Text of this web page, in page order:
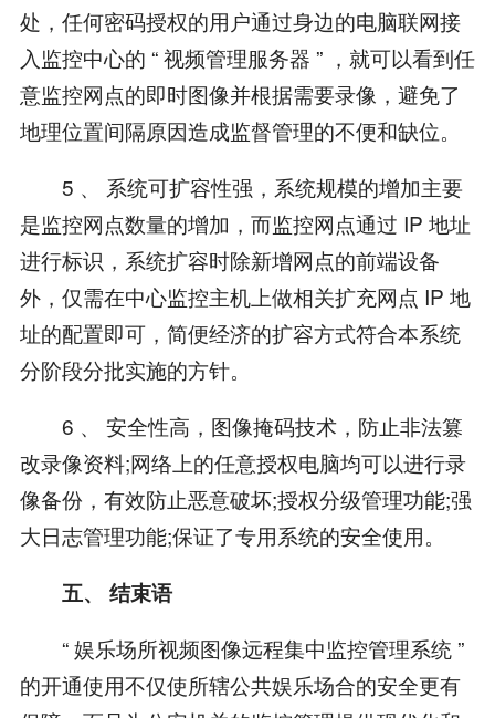
处，任何密码授权的用户通过身边的电脑联网接
入监控中心的 “ 视频管理服务器 ” ，就可以看到任
意监控网点的即时图像并根据需要录像，避免了
地理位置间隔原因造成监督管理的不便和缺位。
5 、 系统可扩容性强，系统规模的增加主要
是监控网点数量的增加，而监控网点通过 IP 地址
进行标识，系统扩容时除新增网点的前端设备
外，仅需在中心监控主机上做相关扩充网点 IP 地
址的配置即可，简便经济的扩容方式符合本系统
分阶段分批实施的方针。
6 、 安全性高，图像掩码技术，防止非法篡
改录像资料;网络上的任意授权电脑均可以进行录
像备份，有效防止恶意破坏;授权分级管理功能;强
大日志管理功能;保证了专用系统的安全使用。
五、 结束语
“ 娱乐场所视频图像远程集中监控管理系统 ”
的开通使用不仅使所辖公共娱乐场合的安全更有